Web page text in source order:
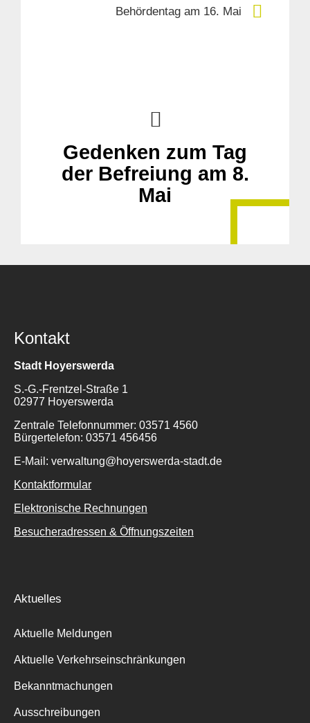
Behördentag am 16. Mai
Gedenken zum Tag
der Befreiung am 8.
Mai
Kontakt
Stadt Hoyerswerda
S.-G.-Frentzel-Straße 1
02977 Hoyerswerda
Zentrale Telefonnummer: 03571 4560
Bürgertelefon: 03571 456456
E-Mail: verwaltung@hoyerswerda-stadt.de
Kontaktformular
Elektronische Rechnungen
Besucheradressen & Öffnungszeiten
Aktuelles
Aktuelle Meldungen
Aktuelle Verkehrseinschränkungen
Bekanntmachungen
Ausschreibungen